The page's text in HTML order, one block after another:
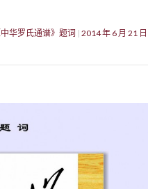
华罗氏通谱》题词 2014 年 6 月 21 日